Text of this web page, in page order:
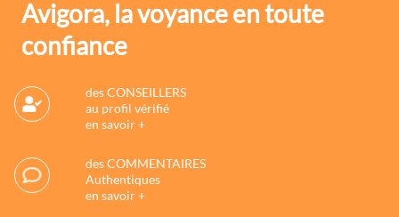
Avigora, la voyance en toute
confiance
des CONSEILLERS
au profil vérifié
en savoir +
des COMMENTAIRES
Authentiques
en savoir +